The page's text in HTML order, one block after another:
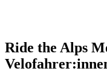
Ride the Alps